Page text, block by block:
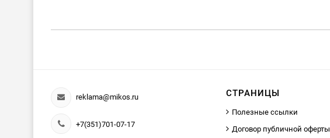
reklama@mikos.ru
+7(351)701-07-17
СТРАНИЦЫ
Полезные ссылки
Договор публичной оферты